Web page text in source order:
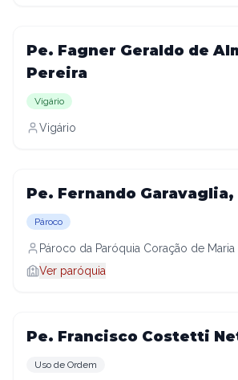
Pe. Fagner Geraldo de
Pereira
Vigário
Vigário
Pe. Fernando Garavaglia,
Pároco
Pároco da Paróquia Coração de Maria
Ver paróquia
Pe. Francisco Costetti
Uso de Ordem